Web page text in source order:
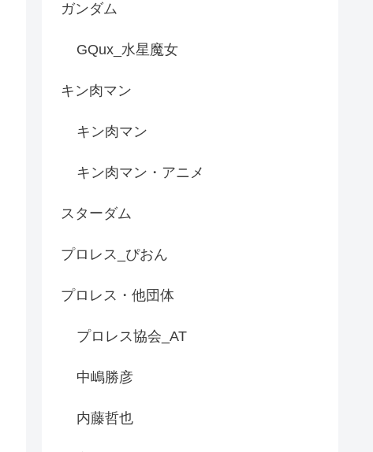
ガンダム
GQux_水星魔女
キン肉マン
キン肉マン
キン肉マン・アニメ
スターダム
プロレス_ぴおん
プロレス・他団体
プロレス協会_AT
中嶋勝彦
内藤哲也